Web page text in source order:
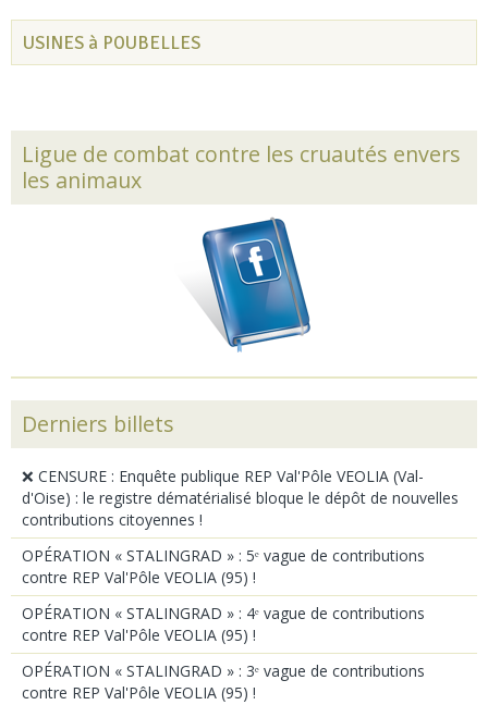
USINES à POUBELLES
Ligue de combat contre les cruautés envers
les animaux
Derniers billets
❌ CENSURE : Enquête publique REP Val'Pôle VEOLIA (Val-
d'Oise) : le registre dématérialisé bloque le dépôt de nouvelles
contributions citoyennes !
OPÉRATION « STALINGRAD » : 5ᵉ vague de contributions
contre REP Val'Pôle VEOLIA (95) !
OPÉRATION « STALINGRAD » : 4ᵉ vague de contributions
contre REP Val'Pôle VEOLIA (95) !
OPÉRATION « STALINGRAD » : 3ᵉ vague de contributions
contre REP Val'Pôle VEOLIA (95) !